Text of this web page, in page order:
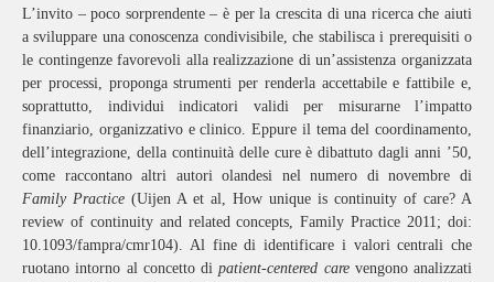
L’invito – poco sorprendente – è per la crescita di una ricerca che aiuti
a sviluppare una conoscenza condivisibile, che stabilisca i prerequisiti o
le contingenze favorevoli alla realizzazione di un’assistenza organizzata
per processi, proponga strumenti per renderla accettabile e fattibile e,
soprattutto, individui indicatori validi per misurarne l’impatto
finanziario, organizzativo e clinico. Eppure il tema del coordinamento,
dell’integrazione, della continuità delle cure è dibattuto dagli anni ’50,
come raccontano altri autori olandesi nel numero di novembre di
Family Practice (Uijen A et al, How unique is continuity of care? A
review of continuity and related concepts, Family Practice 2011; doi:
10.1093/fampra/cmr104). Al fine di identificare i valori centrali che
ruotano intorno al concetto dipatient-centered carevengono analizzati